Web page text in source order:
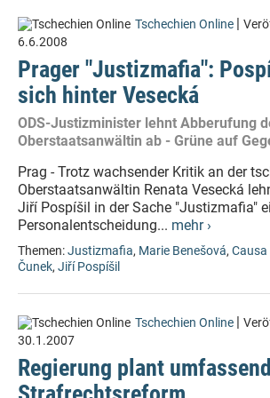
Tschechien Online |
6.6.2008
Prager "Justizmafia":
sich hinter Vesecká
ODS-Justizminister lehnt Abberufung
Oberstaatsanwältin ab - Grüne auf
Prag - Trotz wachsender Kritik an der
Oberstaatsanwältin Renata Vesecká
Jiří Pospíšil in der Sache "Justizmafia"
Personalentscheidung... mehr ›
Themen:Justizmafia, Marie Benešová,
Čunek, Jiří Pospíšil
Tschechien Online |
30.1.2007
Regierung plant